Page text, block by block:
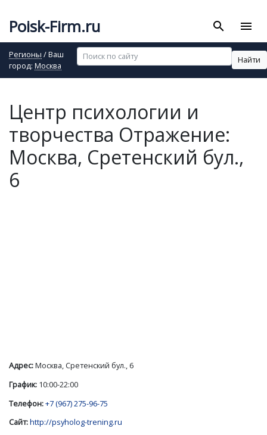
Poisk-Firm.ru search menu
Регионы / Ваш
город: Москва
Найти
Центр психологии и
творчества Отражение:
Москва, Сретенский бул.,
6
Адрес:Москва, Сретенский бул., 6
График: 10:00-22:00
Телефон:+7 (967) 275-96-75
Сайт:http://psyholog-trening.ru